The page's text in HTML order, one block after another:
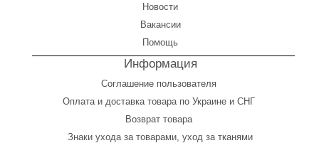
Новости
Вакансии
Помощь
Информация
Соглашение пользователя
Оплата и доставка товара по Украине и СНГ
Возврат товара
Знаки ухода за товарами, уход за тканями